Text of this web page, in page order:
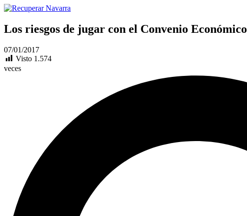
Los riesgos de jugar con el Convenio Económico
07/01/2017
Visto 1.574
veces